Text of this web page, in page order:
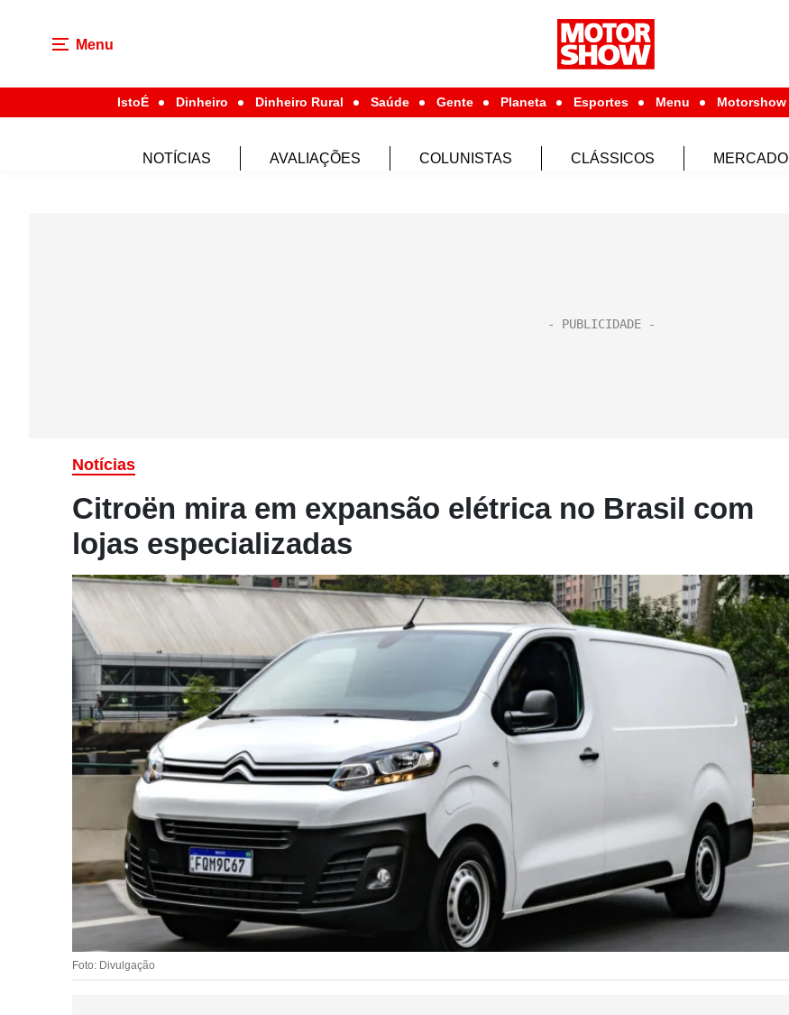
Menu
IstoÉ Dinheiro Dinheiro Rural Saúde Gente Planeta Esportes Menu Motorshow
NOTÍCIAS AVALIAÇÕES COLUNISTAS CLÁSSICOS MERCADO
Notícias
Citroën mira em expansão elétrica no Brasil com
lojas especializadas
Foto: Divulgação